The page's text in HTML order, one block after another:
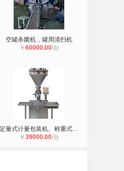
空罐杀菌机，罐周清扫机
￥ 60000.00/台
定量式计量包装机、称重式计量包装机
￥ 39000.00/台